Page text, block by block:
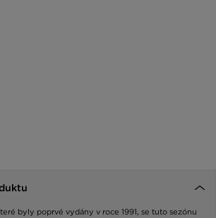
byly poprvé vydány v roce 1991, se tuto sezónu